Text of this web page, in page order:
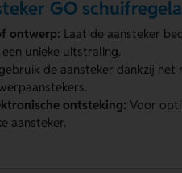
GO
ontwerp: Laat de aansteker
unieke uitstraling.
de aansteker dankzij het
ontsteking: Voor
aansteker.